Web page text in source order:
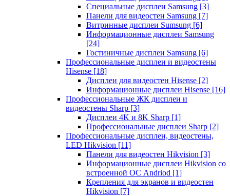
Специальные дисплеи Samsung [3]
Панели для видеостен Samsung [7]
Витринные дисплеи Sumsung [6]
Информационные дисплеи Samsung
[24]
Гостиничные дисплеи Samsung [6]
Профессиональные дисплеи и видеостены
Hisense [18]
Дисплеи для видеостен Hisense [2]
Информационные дисплеи Hisense [16]
Профессиональные ЖК дисплеи и
видеостены Sharp [3]
Дисплеи 4K и 8K Sharp [1]
Профессиональные дисплеи Sharp [2]
Профессиональные дисплеи, видеостены,
LED Hikvision [11]
Панели для видеостен Hikvision [3]
Информационные дисплеи Hikvision со
встроенной ОС Andriod [1]
Крепления для экранов и видеостен
Hikvision [7]